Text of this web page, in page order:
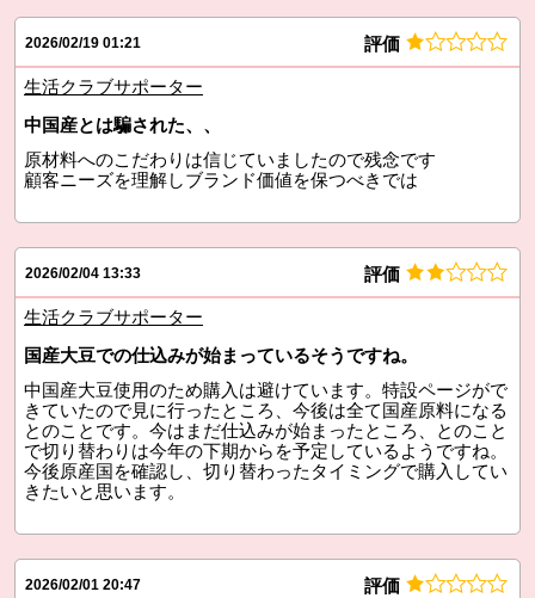
2026/02/19 01:21 評価
生活クラブサポーター
中国産とは騙された、、
原材料へのこだわりは信じていましたので残念です
顧客ニーズを理解しブランド価値を保つべきでは
2026/02/04 13:33 評価
生活クラブサポーター
国産大豆での仕込みが始まっているそうですね。
中国産大豆使用のため購入は避けています。特設ページがで
きていたので見に行ったところ、今後は全て国産原料になる
とのことです。今はまだ仕込みが始まったところ、とのこと
で切り替わりは今年の下期からを予定しているようですね。
今後原産国を確認し、切り替わったタイミングで購入してい
きたいと思います。
2026/02/01 20:47 評価